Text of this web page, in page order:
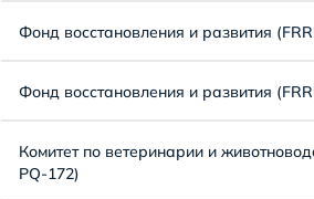
Фонд восстановления и развития
Фонд восстановления и развития
Комитет по ветеринарии и
PQ-172)